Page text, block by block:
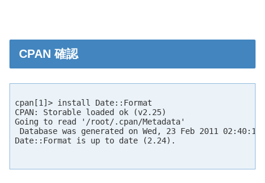
CPAN 確認
cpan[1]> install Date::Format
CPAN: Storable loaded ok (v2.25)
Going to read '/root/.cpan/Metadata'
Database was generated on Wed, 23 Feb 2011 02:40:18
Date::Format is up to date (2.24).